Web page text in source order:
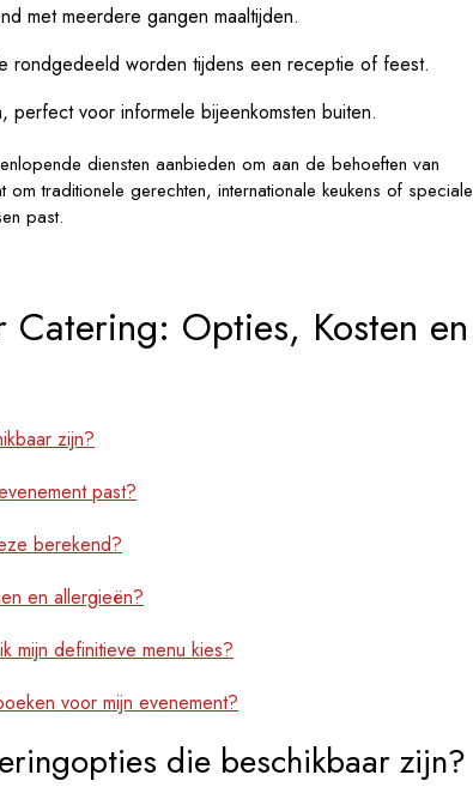
met meerdere gangen maaltijden.
rondgedeeld worden tijdens een receptie of feest.
perfect voor informele bijeenkomsten buiten.
diensten aanbieden om aan de behoeften van
traditionele gerechten, internationale keukens of speciale
past.
Catering: Opties, Kosten en
zijn?
past?
berekend?
en allergieën?
mijn definitieve menu kies?
voor mijn evenement?
die beschikbaar zijn?